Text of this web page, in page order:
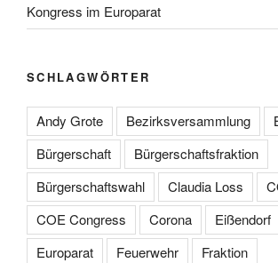
Kongress im Europarat
SCHLAGWÖRTER
Andy Grote Bezirksversammlung
Bürgerschaft
Bürgerschaftsfraktion
Bürgerschaftswahl
Claudia Loss
COE Congress
Corona Eißendorf
Europarat
Feuerwehr
Fraktion